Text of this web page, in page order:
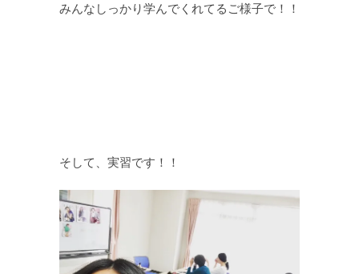
みんなしっかり学んでくれてるご様子で！！
そして、実習です！！